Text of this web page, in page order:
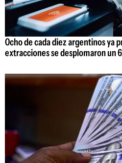
Ocho de cada diez argentinos ya
extracciones se desplomaron un